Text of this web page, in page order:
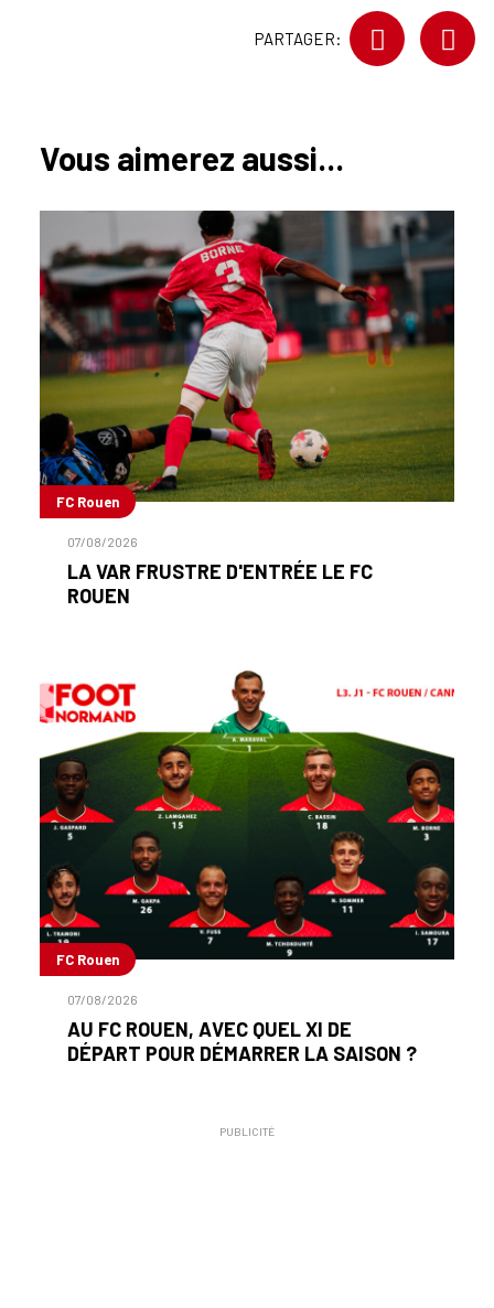
PARTAGER:
Vous aimerez aussi...
FC Rouen
07/08/2026
LA VAR FRUSTRE D'ENTRÉE LE FC
ROUEN
FC Rouen
07/08/2026
AU FC ROUEN, AVEC QUEL XI DE
DÉPART POUR DÉMARRER LA SAISON ?
PUBLICITÉ